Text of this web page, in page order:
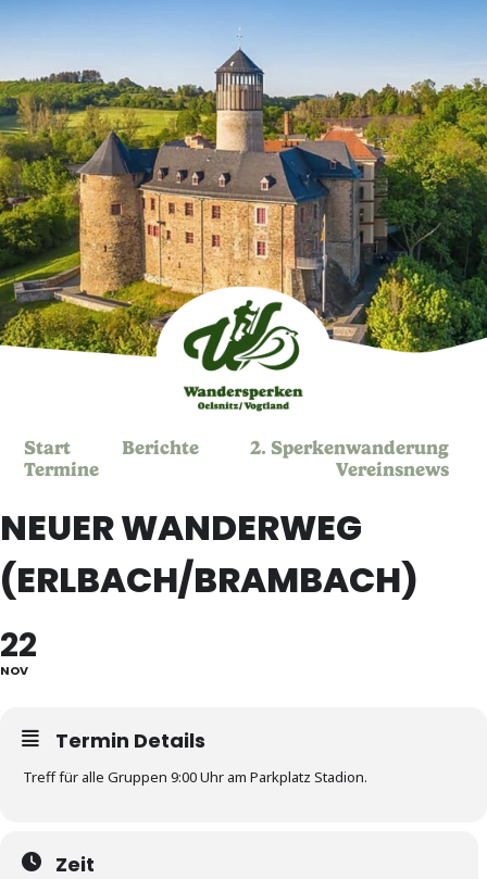
Start Berichte
2. Sperkenwanderung
Termine
Vereinsnews
NEUER WANDERWEG
(ERLBACH/BRAMBACH)
22
NOV
Termin Details
Treff für alle Gruppen 9:00 Uhr am Parkplatz Stadion.
Zeit